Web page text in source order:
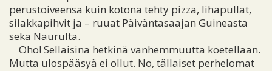
perustoiveensa kuin kotona tehty pizza, lihapullat,
silakkapihvit ja – ruuat Päiväntasaajan Guineasta
sekä Naurulta.
Oho! Sellaisina hetkinä vanhemmuutta koetellaan.
Mutta ulospääsyä ei ollut. No, tällaiset perhelomat